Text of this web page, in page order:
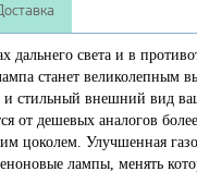
дальнего света и в
станет великолепным
и стильный внешний вид
от дешевых аналогов
цоколем. Улучшенная
лампы, менять